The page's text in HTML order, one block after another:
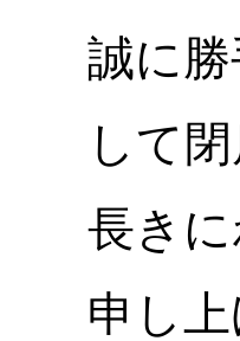
誠に
して
長き
申し上